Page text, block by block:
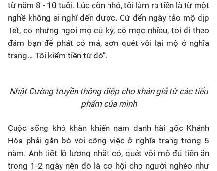
từ năm 8 - 10 tuổi. Lúc còn nhỏ, tôi làm ra tiền là từ một
nghề không ai nghĩ đến được. Cứ đến ngày tảo mộ dịp
Tết, có những ngôi mộ cũ kỹ, cỏ mọc nhiều, tôi đi theo
đám bạn để phát cỏ mả, sơn quét vôi lại mộ ở nghĩa
trang... Tôi kiếm tiền từ đó".
Nhật Cường truyền thông điệp cho khán giả từ các tiểu
phẩm của mình
Cuộc sống khó khăn khiến nam danh hài gốc Khánh
Hòa phải gắn bó với công việc ở nghĩa trang trong 5
năm. Anh tiết lộ lương nhặt cỏ, quét vôi mộ đủ tiền ăn
trong 1-2 ngày nên đó là cơ hội cho người nghèo như